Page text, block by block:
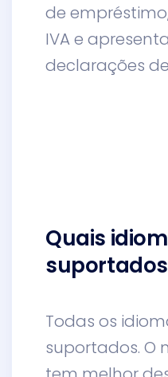
de
IVA e
declarações
Quais
Todas os
suportados. O